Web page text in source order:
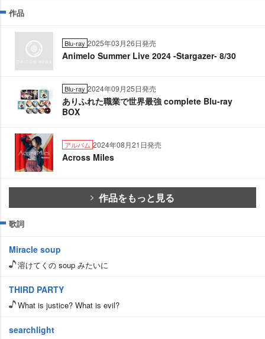
作品
Blu-ray 2025年03月26日発売
Animelo Summer Live 2024 -Stargazer- 8/30
Blu-ray 2024年09月25日発売
ありふれた職業で世界最強 complete Blu-ray
BOX
アルバム 2024年08月21日発売
Across Miles
作品をもっと見る
歌詞
Miracle soup
溶けてくの soup みたいに
THIRD PARTY
What is justice? What is evil?
searchlight